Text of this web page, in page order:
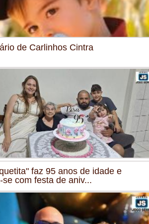
de Carlinhos Cintra
faz 95 anos de idade e
se com festa de aniv...